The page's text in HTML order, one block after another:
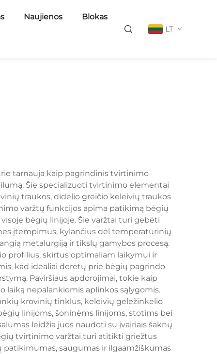
Naujienos Blokas
LT
tarnauja kaip pagrindinis tvirtinimo
Šie specializuoti tvirtinimo elementai
traukos, didelio greičio keleivių traukos
varžtų funkcijos apima patikimą bėgių
bėgių linijoje. Šie varžtai turi gebėti
įtempimus, kylančius dėl temperatūrinių
metalurgiją ir tikslų gamybos procesą.
profilius, skirtus optimaliam laikymui ir
kad idealiai derėtų prie bėgių pagrindo
Paviršiaus apdorojimai, tokie kaip
laiką nepalankiomis aplinkos sąlygomis.
krovinių tinklus, keleivių geležinkelio
linijoms, šoninėms linijoms, stotims bei
leidžia juos naudoti su įvairiais šaknų
tvirtinimo varžtai turi atitikti griežtus
saugumas ir ilgaamžiškumas